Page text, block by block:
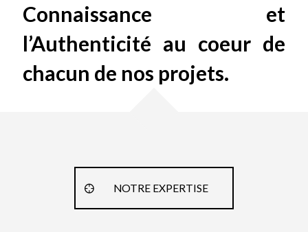
Connaissance et
l’Authenticité au coeur de
chacun de nos projets.
NOTRE EXPERTISE